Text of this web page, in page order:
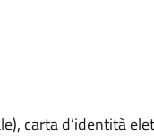
carta d’identità